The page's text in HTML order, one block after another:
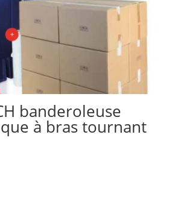
banderoleuse
à bras tournant